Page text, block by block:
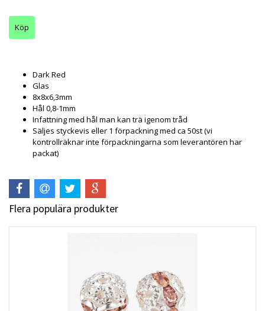
Dark Red
Glas
8x8x6,3mm
Hål 0,8-1mm
Infattning med hål man kan trä igenom tråd
Säljes styckevis eller 1 förpackning med ca 50st (vi
kontrollräknar inte förpackningarna som leverantören har
packat)
Flera populära produkter